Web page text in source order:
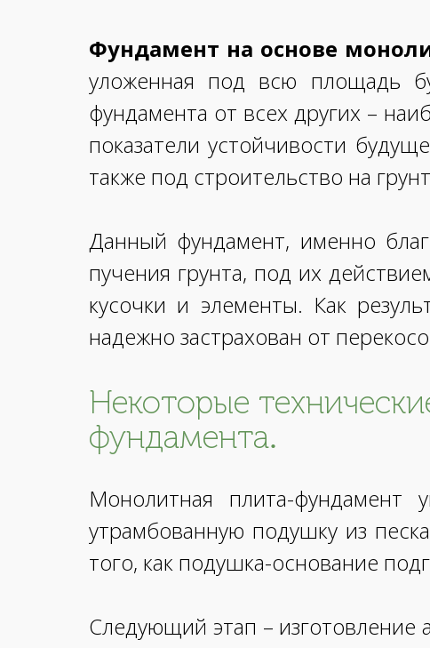
Фундамент на основе
уложенная под всю площадь
фундамента от всех других –
показатели устойчивости
также под строительство на
Данный фундамент, именно
пучения грунта, под их
кусочки и элементы. Как
надежно застрахован от
Некоторые
фундамента.
Монолитная плита-фундамент
утрамбованную подушку из
того, как подушка-основание
Следующий этап – изготовление